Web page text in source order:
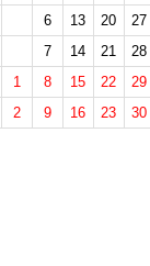
6 13 20
27
7 14 21
28
1 8 15 22
29
2 9 16 23 30